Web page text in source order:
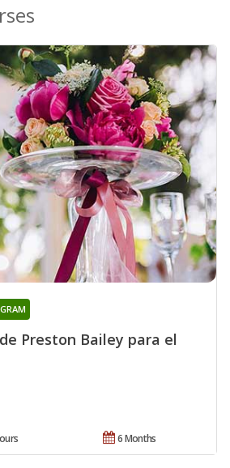
Preston Bailey para el
6 Months